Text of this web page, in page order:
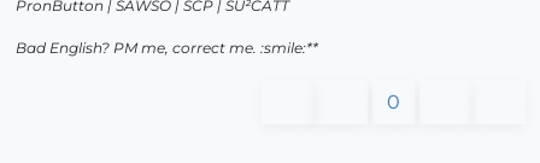
PronButton | SAWSO | SCP | SU²CATT
Bad English? PM me, correct me. :smile:**
0